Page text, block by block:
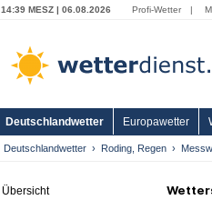
14:39 MESZ | 06.08.2026 Profi-Wetter |
Deutschlandwetter Europawetter
Deutschlandwetter Roding, Regen
Übersicht